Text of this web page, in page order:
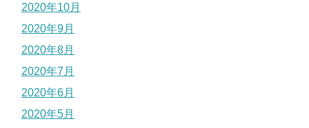
2020年10月
2020年9月
2020年8月
2020年7月
2020年6月
2020年5月